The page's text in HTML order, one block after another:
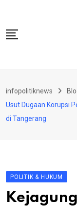
content
Politik & Hukum
infopolitiknews
Usut Dugaan Korupsi
di Tangerang
POLITIK & HUKUM